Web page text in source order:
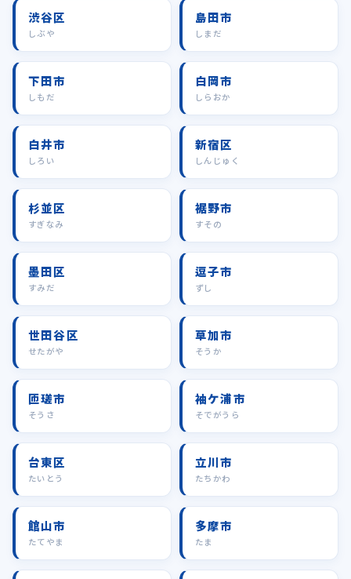
渋谷区
しぶや
島田市
しまだ
下田市
しもだ
白岡市
しらおか
白井市
しろい
新宿区
しんじゅく
杉並区
すぎなみ
裾野市
すその
墨田区
すみだ
逗子市
ずし
世田谷区
せたがや
草加市
そうか
匝瑳市
そうさ
袖ケ浦市
そでがうら
台東区
たいとう
立川市
たちかわ
館山市
たてやま
多摩市
たま